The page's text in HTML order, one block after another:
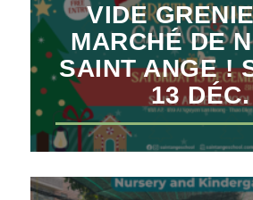
VIDE
MARCHÉ DE
SAINT ANGE !
13 DÉC.